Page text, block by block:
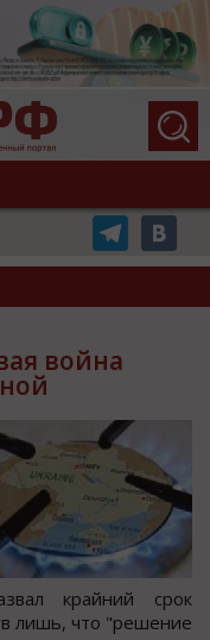
война
крайний cрoк
лишь, что "решение